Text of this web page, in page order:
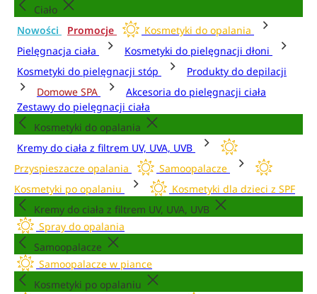
Ciało
Nowości
Promocje
Kosmetyki do opalania
Pielęgnacja ciała
Kosmetyki do pielęgnacji dłoni
Kosmetyki do pielęgnacji stóp
Produkty do depilacji
Domowe SPA
Akcesoria do pielęgnacji ciała
Zestawy do pielęgnacji ciała
Kosmetyki do opalania
Kremy do ciała z filtrem UV, UVA, UVB
Przyspieszacze opalania
Samoopalacze
Kosmetyki po opalaniu
Kosmetyki dla dzieci z SPF
Kremy do ciała z filtrem UV, UVA, UVB
Spray do opalania
Samoopalacze
Samoopalacze w piance
Kosmetyki po opalaniu